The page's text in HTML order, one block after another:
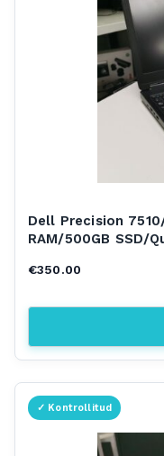
Dell Precision
RAM/500GB SSD/
€350.00